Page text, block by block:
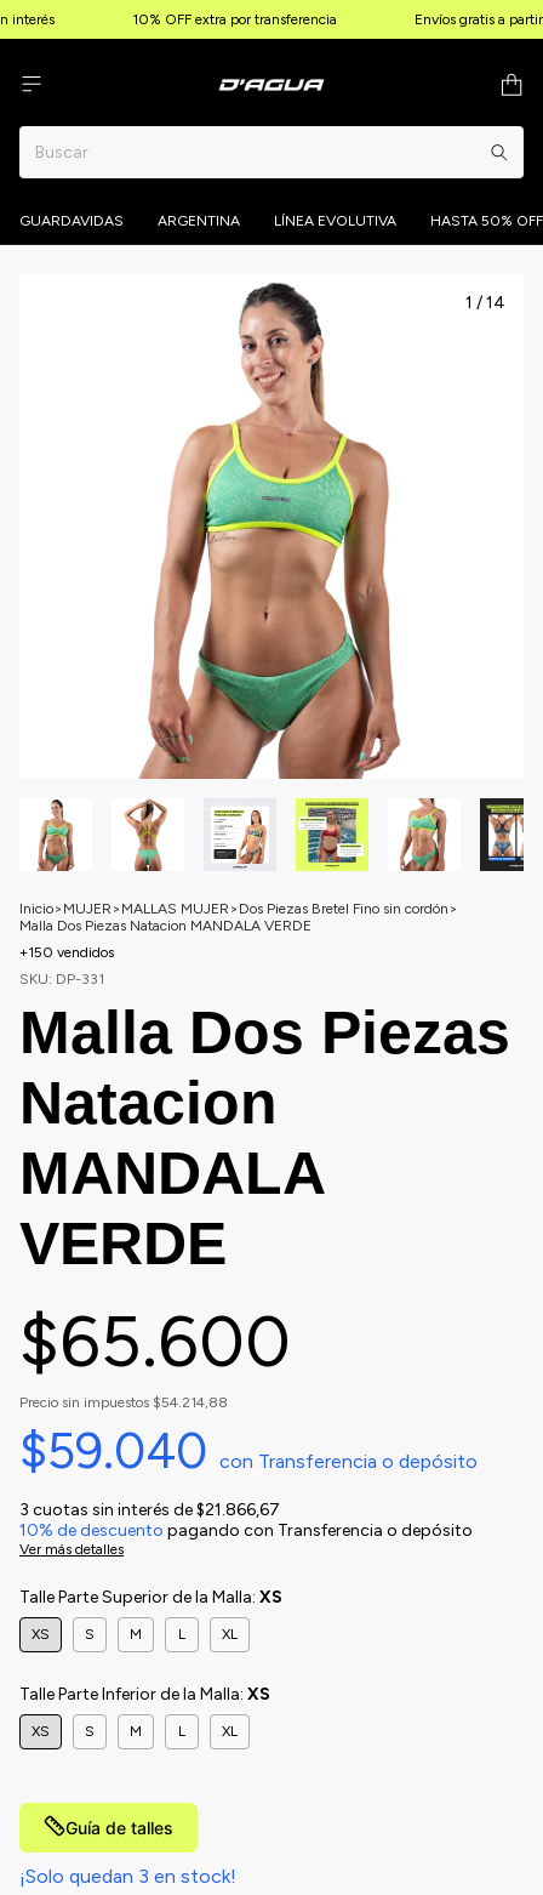
10% OFF extra por transferencia Envíos gratis a
GUARDAVIDAS ARGENTINA LÍNEA EVOLUTIVA HASTA 50% OFF
1 /14
Inicio> MUJER > MALLAS MUJER > Dos Piezas Bretel Fino sin cordón >
Malla Dos Piezas Natacion MANDALA VERDE
+150 vendidos
SKU: DP-331
Malla Dos Piezas
Natacion
MANDALA
VERDE
$65.600
Precio sin impuestos $54.214,88
$59.040 con Transferencia o depósito
3 cuotas sin interés de$21.866,67
10% de descuento pagando con Transferencia o depósito
Ver más detalles
Talle Parte Superior de la Malla: XS
XS S M L XL
Talle Parte Inferior de la Malla: XS
XS S M L XL
Guía de talles
¡Solo quedan 3 en stock!